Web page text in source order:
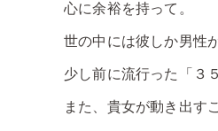
心に余裕を持って。
世の中には彼しか男性
少し前に流行った「３
また、貴女が動き出す